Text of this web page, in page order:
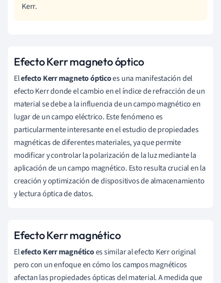
Kerr.
Efecto Kerr magneto óptico
Elefecto Kerr magneto ópticoes una manifestación del
efecto Kerr donde el cambio en el índice de refracción de un
material se debe a la influencia de un campo magnético en
lugar de un campo eléctrico. Este fenómeno es
particularmente interesante en el estudio de propiedades
magnéticas de diferentes materiales, ya que permite
modificar y controlar la polarización de la luz mediante la
aplicación de un campo magnético. Esto resulta crucial en la
creación y optimización de dispositivos de almacenamiento
y lectura óptica de datos.
Efecto Kerr magnético
Elefecto Kerr magnéticoes similar al efecto Kerr original
pero con un enfoque en cómo los campos magnéticos
afectan las propiedades ópticas del material. A medida que